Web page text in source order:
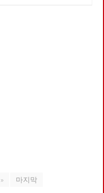
기입니다. 그 방이 어떻게 만들
어졌는지, 그 방을 어떻게 이용
» 마지막